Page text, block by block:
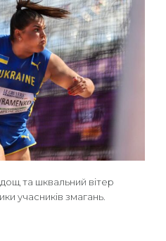
та шквальний вітер
учасників змагань.